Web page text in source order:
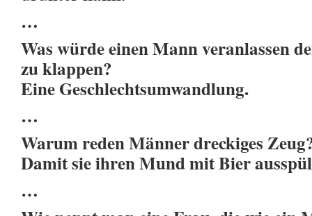
…
Was würde einen Mann veranlassen
zu klappen?
Eine Geschlechtsumwandlung.
…
Warum reden Männer dreckiges
Damit sie ihren Mund mit Bier
…